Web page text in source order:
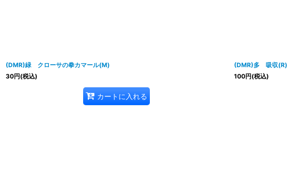
(DMR)緑 クローサの拳カマール(M)
30円(税込)
カートに入れる
(DMR)多 吸収(R)
100円(税込)